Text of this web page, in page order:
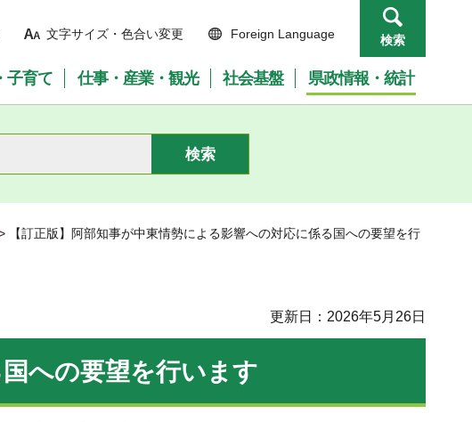
文字サイズ・色合い変更 Foreign Language 検索
子育て 仕事・産業・観光 社会基盤 県政情報・統計
【訂正版】阿部知事が中東情勢による影響への対応に係る国への要望を行
更新日：2026年5月26日
への要望を行います